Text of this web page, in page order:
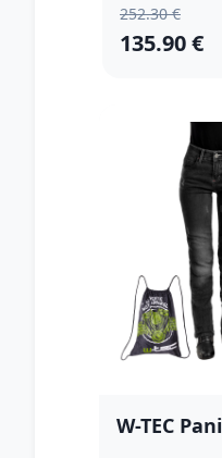
252.30 €
135.90 €
W-TEC